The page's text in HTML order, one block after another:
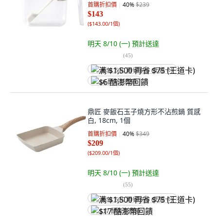
首購折扣價 40%$239
$143
($143.00/1個)
明天 8/10 (一) 預計送達
(45)
满 $1,500 再省 $75 (王道卡)
$6 酷澎幣回饋
鼎匠 麥飯石玉子燒方形不沾煎鍋 質感
白, 18cm, 1個
首購折扣價 40%$349
$209
($209.00/1個)
明天 8/10 (一) 預計送達
(55)
满 $1,500 再省 $75 (王道卡)
$17 酷澎幣回饋